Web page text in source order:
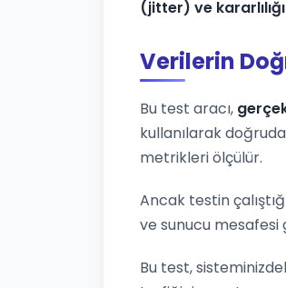
(jitter) ve kararlılığı
Verilerin
Bu test aracı,
kullanılarak
metrikleri ölçülür.
Ancak testin
ve sunucu
Bu test,